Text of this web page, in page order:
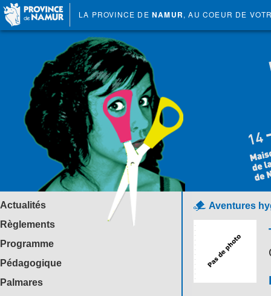
LA PROVINCE DE NAMUR, AU COEUR DE
Actualités
Règlements
Programme
Pédagogique
Palmares
Aventures